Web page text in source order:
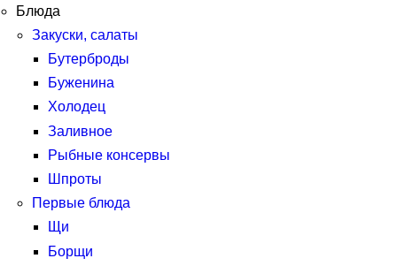
Блюда
Закуски, салаты
Бутерброды
Буженина
Холодец
Заливное
Рыбные консервы
Шпроты
Первые блюда
Щи
Борщи